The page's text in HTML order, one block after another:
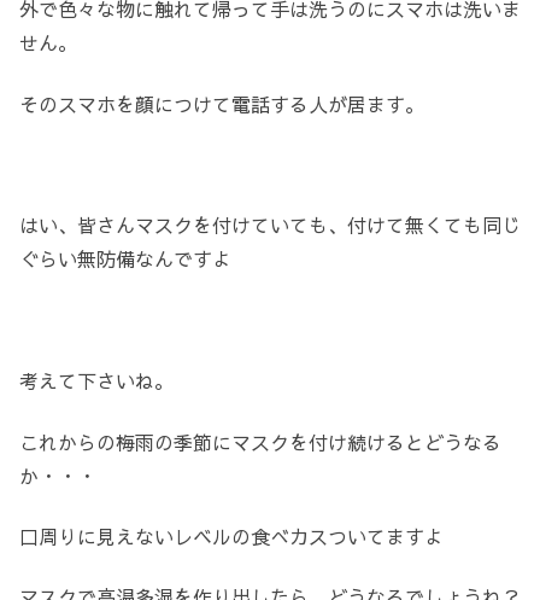
外で色々な物に触れて帰って手は洗うのにスマホは洗いま
せん。
そのスマホを顔につけて電話する人が居ます。
はい、皆さんマスクを付けていても、付けて無くても同じ
ぐらい無防備なんですよ
考えて下さいね。
これからの梅雨の季節にマスクを付け続けるとどうなる
か・・・
口周りに見えないレベルの食べカスついてますよ